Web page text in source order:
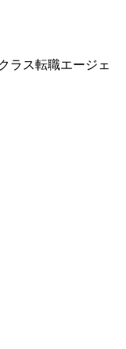
ラス転職エージェ